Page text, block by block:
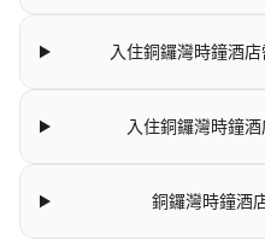
入住銅鑼灣時鐘酒
入住銅鑼灣時鐘
銅鑼灣時鐘酒